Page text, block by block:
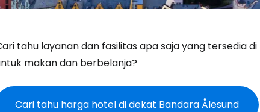
tahu layanan dan fasilitas apa saja yang tersedia
makan dan berbelanja?
Cari tahu harga hotel di dekat Bandara Ålesund